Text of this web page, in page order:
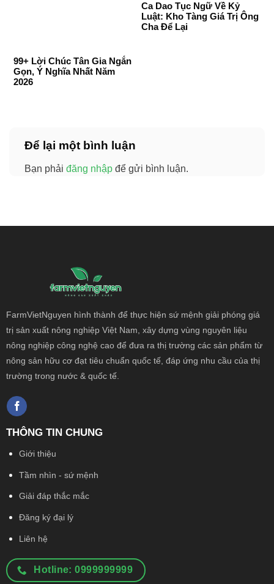
Ca Dao Tục Ngữ Về Kỷ
Luật: Kho Tàng Giá Trị Ông
Cha Để Lại
99+ Lời Chúc Tân Gia Ngắn
Gọn, Ý Nghĩa Nhất Năm
2026
Để lại một bình luận
Bạn phải đăng nhập để gửi bình luận.
FarmVietNguyen hình thành để thực hiện sứ mệnh giải phóng giá
trị sản xuất nông nghiệp Việt Nam, xây dựng vùng nguyên liệu
nông nghiệp công nghệ cao để đưa ra thị trường các sản phẩm từ
nông sản hữu cơ đạt tiêu chuẩn quốc tế, đáp ứng nhu cầu của thị
trường trong nước & quốc tế.
THÔNG TIN CHUNG
Giới thiệu
Tầm nhìn - sứ mệnh
Giải đáp thắc mắc
Đăng ký đại lý
Liên hệ
Hotline: 0999999999